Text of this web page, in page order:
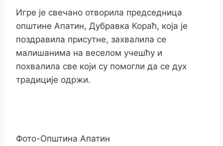
Игре је свечано отворила председница
општине Апатин, Дубравка Кораћ, која је
поздравила присутне, захвалила се
малишанима на веселом учешћу и
похвалила све који су помогли да се дух
традиције одржи.
Фото-Општина Апатин